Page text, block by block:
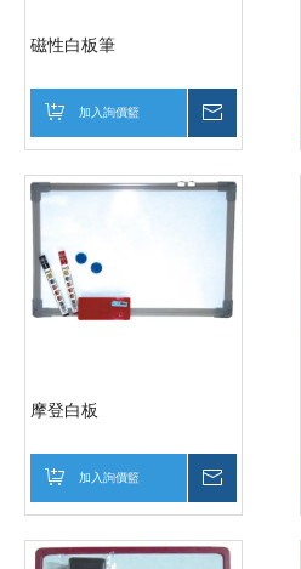
磁性白板筆
加入詢價籃
摩登白板
加入詢價籃